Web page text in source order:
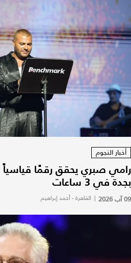
أخبار النجوم
رامي صبري يحقق رقمًا قياسياً
بجدة في 3 ساعات
09 آب 2026 | القاهرة - أحمد إبراهيم